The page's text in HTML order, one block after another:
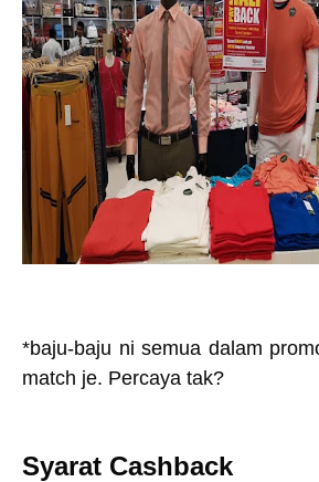
*baju-baju ni semua dalam
match je. Percaya tak?
Syarat Cashback